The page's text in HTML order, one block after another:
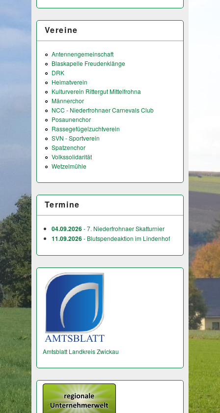
Vereine
Antennengemeinschaft
Blaskapelle Freudenklänge
DRK
Heimatverein
Kulturverein Rittergut Mittelfrohna
Männerchor
NCC - Niederfrohnaer Carnevals Club
Posaunenchor
Rassegefügelzuchtverein
SVN - Sportverein
Spatzenchor
Volkssolidarität
Wetzelmühle
Termine
04.09.2026- 7. Niederfrohnaer Skatturnier
11.09.2026- Blutspendeaktion im Lindenhof
Amtsblatt Landkreis Zwickau